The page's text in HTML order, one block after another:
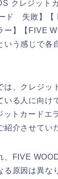
クレジット
ド 失敗】【
】【FIVE
う感じで各
は、クレジッ
いる人に向け
トカードエ
介させてい
、FIVE
る原因は異な